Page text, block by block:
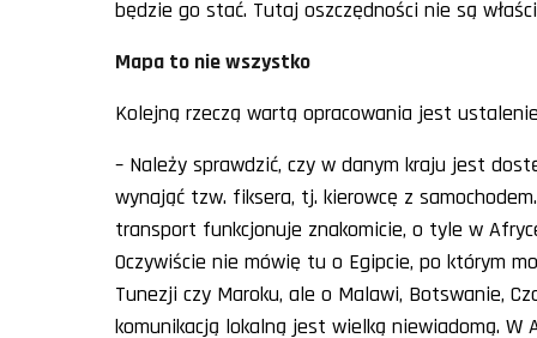
będzie go stać. Tutaj oszczędności nie są
Mapa to nie wszystko
Kolejną rzeczą wartą opracowania jest
– Należy sprawdzić, czy w danym kraju jest
wynająć tzw. fiksera, tj. kierowcę z
transport funkcjonuje znakomicie, o tyle w
Oczywiście nie mówię tu o Egipcie, po którym
Tunezji czy Maroku, ale o Malawi, Botswanie,
komunikacją lokalną jest wielką niewiadomą.